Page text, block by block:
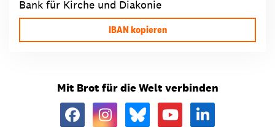
Bank für Kirche und Diakonie
IBAN kopieren
Mit Brot für die Welt verbinden